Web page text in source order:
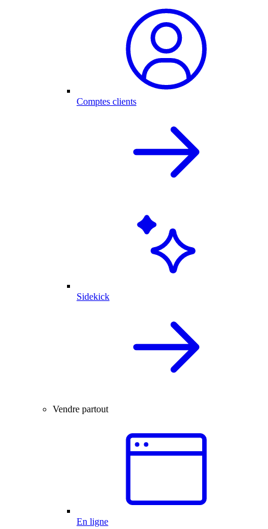
Comptes clients
Sidekick
Vendre partout
En ligne